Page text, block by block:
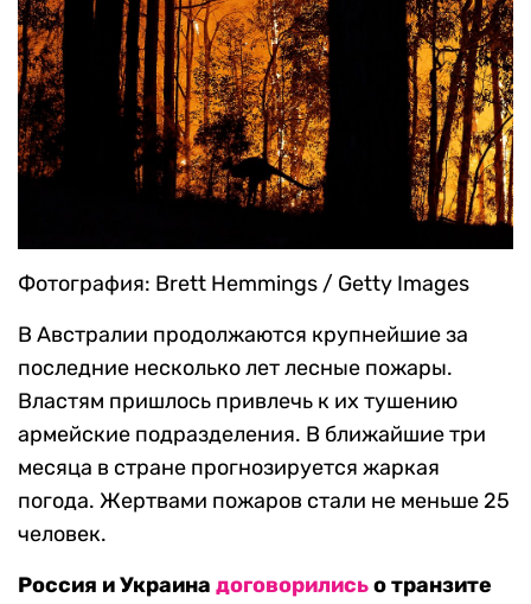
Фотография: Brett Hemmings / Getty Images
В Австралии продолжаются крупнейшие за
последние несколько лет лесные пожары.
Властям пришлось привлечь к их тушению
армейские подразделения. В ближайшие три
месяца в стране прогнозируется жаркая
погода. Жертвами пожаров стали не меньше 25
человек.
Россия и Украина договорилисьо транзите